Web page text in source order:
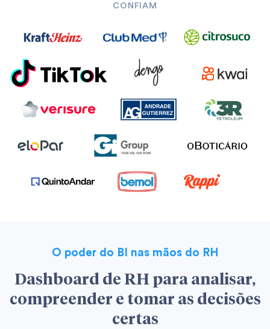
CONFIAM
O poder do BI nas mãos do RH
Dashboard de RH para analisar,
compreender e tomar as decisões
certas